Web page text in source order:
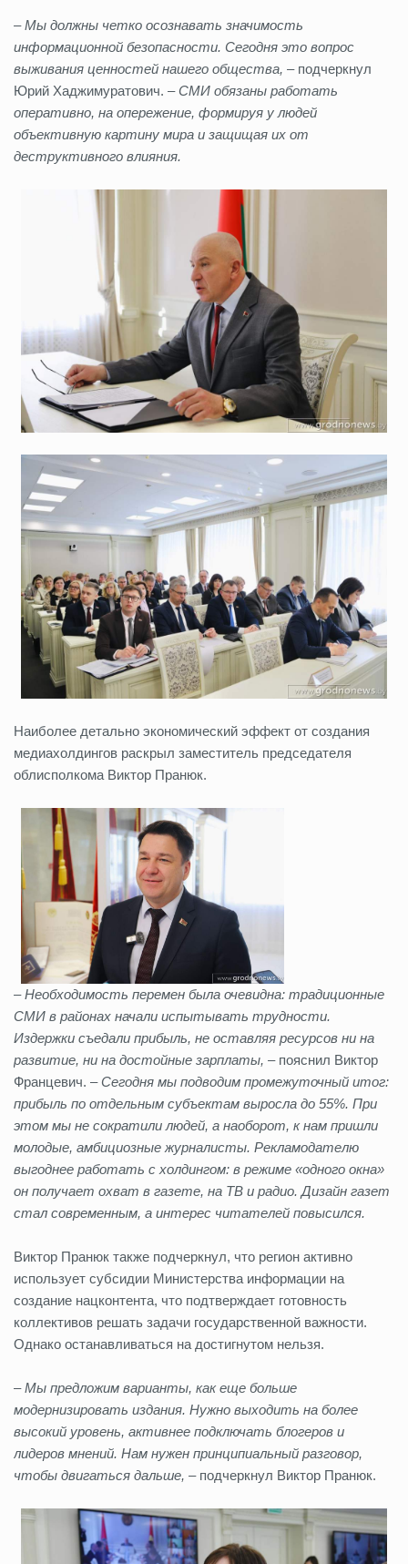
– Мы должны четко осознавать значимость
информационной безопасности. Сегодня это вопрос
выживания ценностей нашего общества, – подчеркнул
Юрий Хаджимуратович. –СМИ обязаны работать
оперативно, на опережение, формируя у людей
объективную картину мира и защищая их от
деструктивного влияния.
Наиболее детально экономический эффект от создания
медиахолдингов раскрыл заместитель председателя
облисполкома Виктор Пранюк.
– Необходимость перемен была очевидна: традиционные
СМИ в районах начали испытывать трудности.
Издержки съедали прибыль, не оставляя ресурсов ни на
развитие, ни на достойные зарплаты, – пояснил Виктор
Францевич. –Сегодня мы подводим промежуточный итог:
прибыль по отдельным субъектам выросла до 55%. При
этом мы не сократили людей, а наоборот, к нам пришли
молодые, амбициозные журналисты. Рекламодателю
выгоднее работать с холдингом: в режиме «одного окна»
он получает охват в газете, на ТВ и радио. Дизайн газет
стал современным, а интерес читателей повысился.
Виктор Пранюк также подчеркнул, что регион активно
использует субсидии Министерства информации на
создание нацконтента, что подтверждает готовность
коллективов решать задачи государственной важности.
Однако останавливаться на достигнутом нельзя.
– Мы предложим варианты, как еще больше
модернизировать издания. Нужно выходить на более
высокий уровень, активнее подключать блогеров и
лидеров мнений. Нам нужен принципиальный разговор,
чтобы двигаться дальше, – подчеркнул Виктор Пранюк.